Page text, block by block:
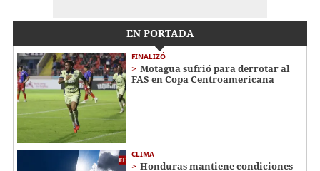
EN PORTADA
FINALIZÓ
Motagua sufrió para derrotar al
FAS en Copa Centroamericana
CLIMA
Honduras mantiene condiciones